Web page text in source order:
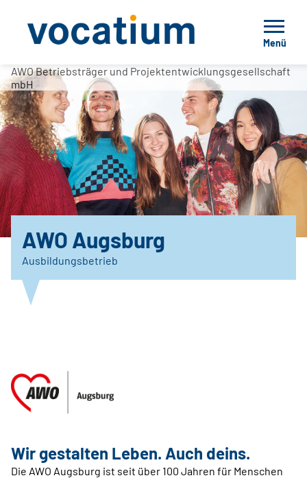
Menü
AWO Betriebsträger und Projektentwicklungsgesellschaft
mbH
AWO Augsburg
Ausbildungsbetrieb
Wir gestalten Leben. Auch deins.
Die AWO Augsburg ist seit über 100 Jahren für Menschen